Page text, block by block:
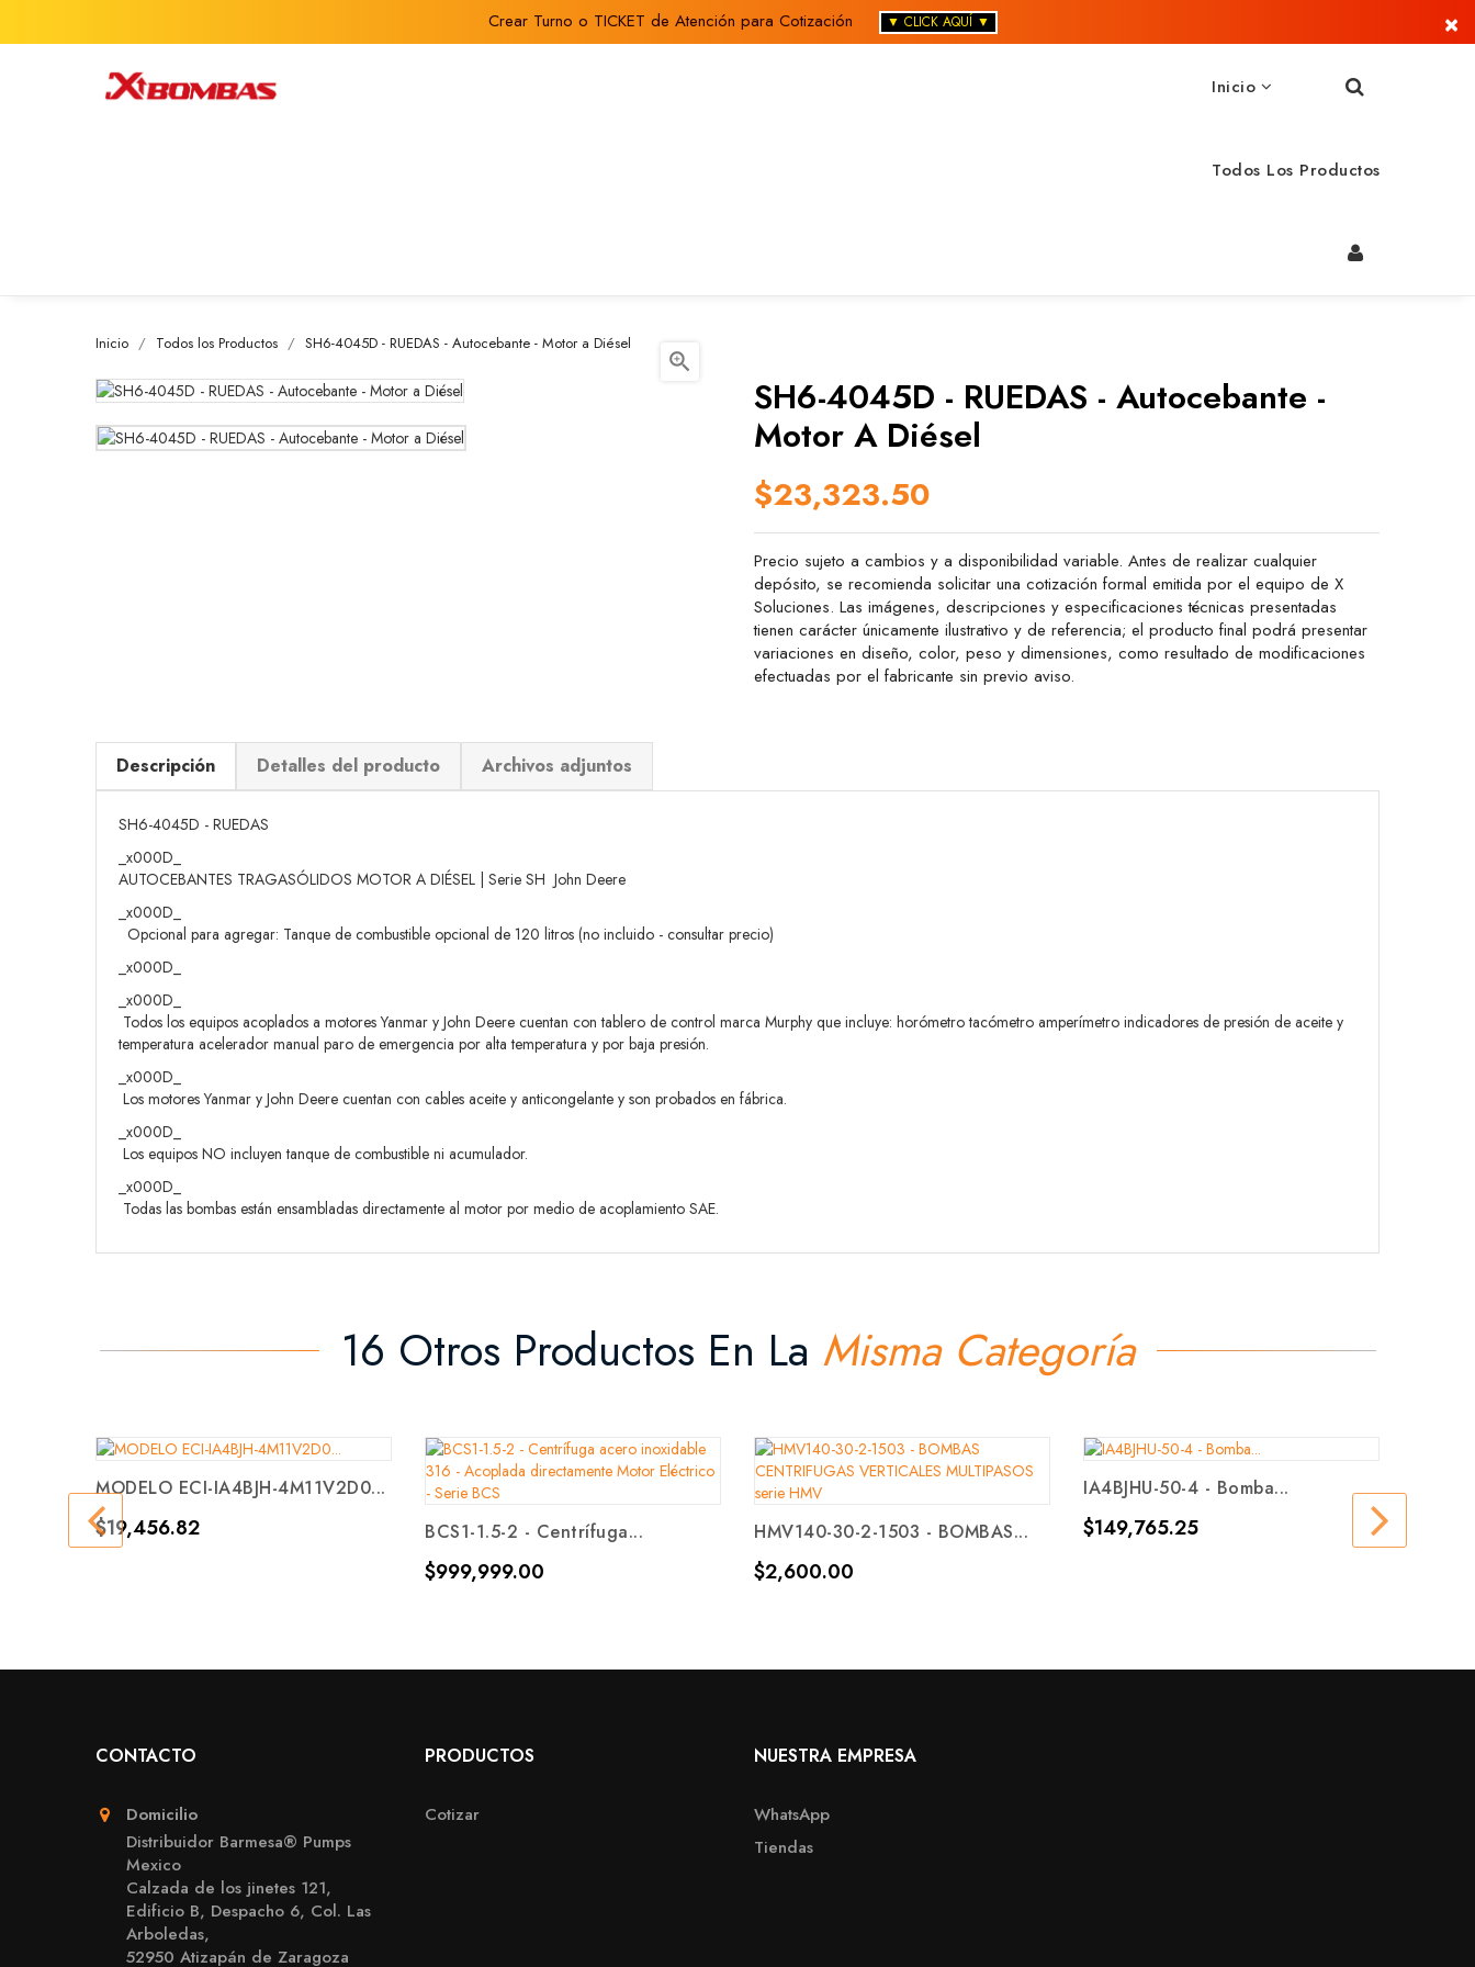
×
Crear Turno o TICKET de Atención para Cotización ▼ CLICK AQUÍ ▼
Inicio
Todos Los Productos
Inicio Todos los Productos SH6-4045D - RUEDAS - Autocebante - Motor a Diésel

SH6-4045D - RUEDAS - Autocebante -
Motor A Diésel
$23,323.50
Precio sujeto a cambios y a disponibilidad variable. Antes de realizar cualquier
depósito, se recomienda solicitar una cotización formal emitida por el equipo de X
Soluciones. Las imágenes, descripciones y especificaciones técnicas presentadas
tienen carácter únicamente ilustrativo y de referencia; el producto final podrá presentar
variaciones en diseño, color, peso y dimensiones, como resultado de modificaciones
efectuadas por el fabricante sin previo aviso.
Descripción Detalles del producto Archivos adjuntos
SH6-4045D - RUEDAS
_x000D_
AUTOCEBANTES TRAGASÓLIDOS MOTOR A DIÉSEL | Serie SH John Deere
_x000D_
 Opcional para agregar: Tanque de combustible opcional de 120 litros (no incluido - consultar precio)
_x000D_
_x000D_
 Todos los equipos acoplados a motores Yanmar y John Deere cuentan con tablero de control marca Murphy que incluye: horómetro tacómetro amperímetro indicadores de presión de aceite y
temperatura acelerador manual paro de emergencia por alta temperatura y por baja presión.
_x000D_
 Los motores Yanmar y John Deere cuentan con cables aceite y anticongelante y son probados en fábrica.
_x000D_
 Los equipos NO incluyen tanque de combustible ni acumulador.
_x000D_
 Todas las bombas están ensambladas directamente al motor por medio de acoplamiento SAE.
16 Otros Productos En La Misma Categoría
MODELO ECI-IA4BJH-4M11V2D0...
Precio
$19,456.82 BCS1-1.5-2 - Centrífuga...
Precio
$999,999.00
HMV140-30-2-1503 - BOMBAS...
Precio
$2,600.00
IA4BJHU-50-4 - Bomba...
Precio
$149,765.25
CONTACTO
Domicilio
Distribuidor Barmesa® Pumps
Mexico
Calzada de los jinetes 121,
Edificio B, Despacho 6, Col. Las
Arboledas,
52950 Atizapán de Zaragoza
PRODUCTOS
Cotizar
NUESTRA EMPRESA
WhatsApp
Tiendas